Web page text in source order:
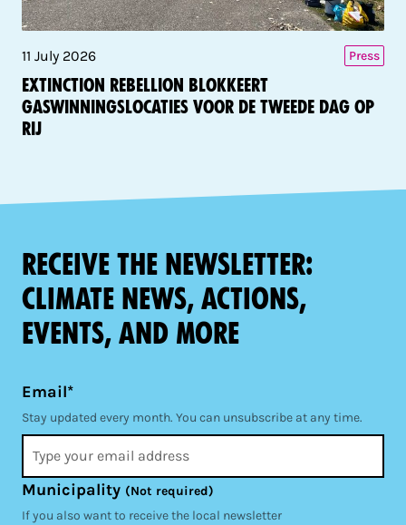
11 July 2026 Press
Extinction Rebellion blokkeert
gaswinningslocaties voor de tweede dag op
rij
Receive the newsletter:
climate news, actions,
events, and more
Email*
Stay updated every month. You can unsubscribe at any time.
Municipality (Not required)
If you also want to receive the local newsletter